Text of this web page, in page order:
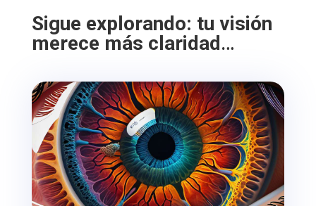
Sigue explorando: tu visión
merece más claridad…